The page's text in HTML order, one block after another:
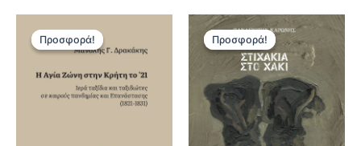
Προσφορά!
Προσφορά! Προσφορά!
Προσφορά!